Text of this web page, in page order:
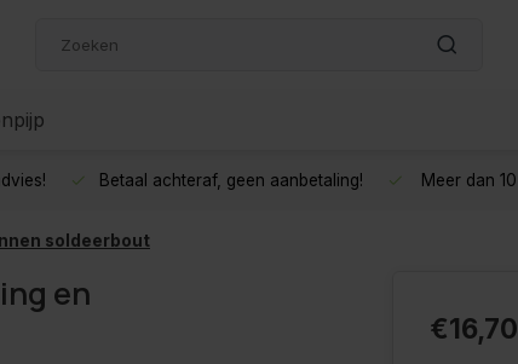
Betaal achteraf, geen aanbetaling! Meer dan
soldeerbout
en
€16,70